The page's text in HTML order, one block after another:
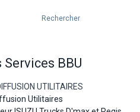
BBU
UTILITAIRES
Utilitaires